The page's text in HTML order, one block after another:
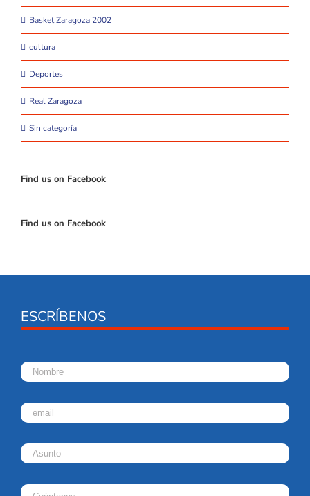
Basket Zaragoza 2002
cultura
Deportes
Real Zaragoza
Sin categoría
Find us on Facebook
Find us on Facebook
ESCRÍBENOS